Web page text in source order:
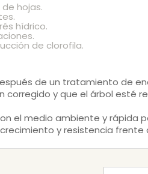
hojas.
hídrico.
de clorofila.
de un tratamiento de
corregido y que el árbol esté
el medio ambiente y rápida
y resistencia frente